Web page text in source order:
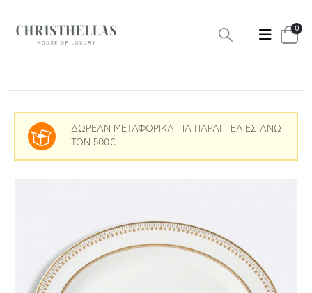
0
ΔΩΡΕΑΝ ΜΕΤΑΦΟΡΙΚΑ ΓΙΑ ΠΑΡΑΓΓΕΛΙΕΣ ΑΝΩ
ΤΩΝ 500€